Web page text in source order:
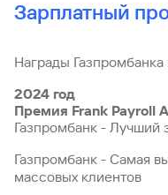
Зарплатный
Награды Газпромбанка
2024 год
Премия Frank Payroll
Газпромбанк - Лучший
Газпромбанк - Самая
массовых клиентов